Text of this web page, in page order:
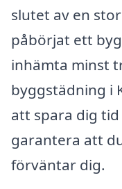
slutet av en
påbörjat ett
inhämta minst
byggstädning i
att spara dig
garantera att
förväntar dig.